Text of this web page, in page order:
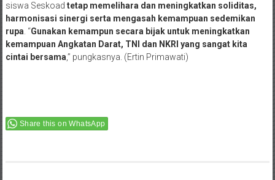
siswa Seskoad tetap memelihara dan meningkatkan soliditas,
harmonisasi sinergi serta mengasah kemampuan sedemikan
rupa. “Gunakan kemampun secara bijak untuk meningkatkan
kemampuan Angkatan Darat, TNI dan NKRI yang sangat kita
cintai bersama,” pungkasnya. (Ertin Primawati)
Share this on WhatsApp